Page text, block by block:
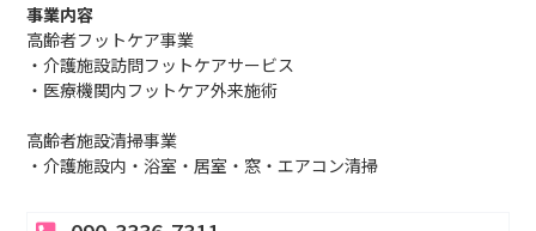
事業内容
高齢者フットケア事業
・介護施設訪問フットケアサービス
・医療機関内フットケア外来施術
高齢者施設清掃事業
・介護施設内・浴室・居室・窓・エアコン清掃